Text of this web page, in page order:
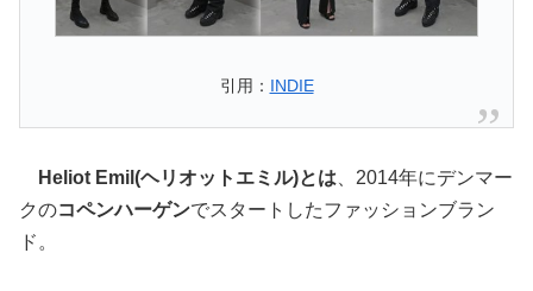
引用： INDIE
Heliot Emil(ヘリオットエミル)とは 、2014年にデンマー
クのコペンハーゲンでスタートしたファッションブラン
ド。